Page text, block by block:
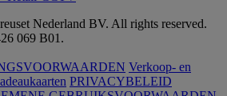
Nederland BV. All rights reserved.
069 B01.
Verkoop- en
PRIVACYBELEID